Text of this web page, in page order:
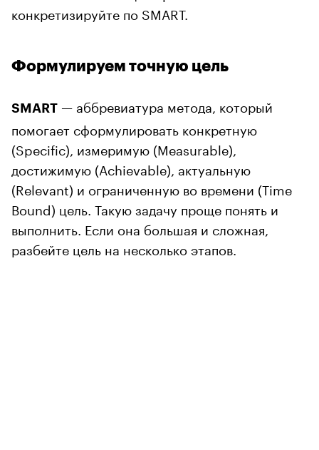
конкретизируйте по SMART.
Формулируем точную цель
SMART — аббревиатура метода, который
помогает сформулировать конкретную
(Specific), измеримую (Measurable),
достижимую (Achievable), актуальную
(Relevant) и ограниченную во времени (Time
Bound) цель. Такую задачу проще понять и
выполнить. Если она большая и сложная,
разбейте цель на несколько этапов.